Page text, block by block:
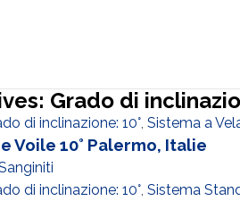
Grado di
di inclinazione: 10°, Sistema a
Voile 10° Palermo, Italie
di inclinazione: 10°, Sistema